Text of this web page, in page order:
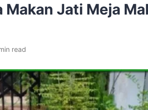
Makan Jati Meja
read